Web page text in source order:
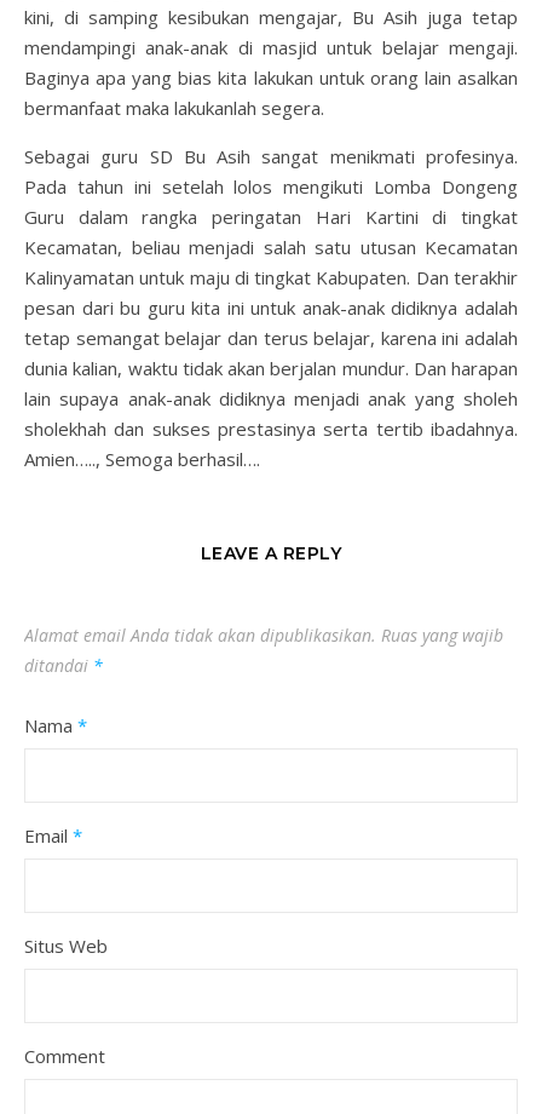
kini, di samping kesibukan mengajar, Bu Asih juga tetap
mendampingi anak-anak di masjid untuk belajar mengaji.
Baginya apa yang bias kita lakukan untuk orang lain asalkan
bermanfaat maka lakukanlah segera.
Sebagai guru SD Bu Asih sangat menikmati profesinya.
Pada tahun ini setelah lolos mengikuti Lomba Dongeng
Guru dalam rangka peringatan Hari Kartini di tingkat
Kecamatan, beliau menjadi salah satu utusan Kecamatan
Kalinyamatan untuk maju di tingkat Kabupaten. Dan terakhir
pesan dari bu guru kita ini untuk anak-anak didiknya adalah
tetap semangat belajar dan terus belajar, karena ini adalah
dunia kalian, waktu tidak akan berjalan mundur. Dan harapan
lain supaya anak-anak didiknya menjadi anak yang sholeh
sholekhah dan sukses prestasinya serta tertib ibadahnya.
Amien….., Semoga berhasil….
LEAVE A REPLY
Alamat email Anda tidak akan dipublikasikan. Ruas yang wajib
ditandai *
Nama *
Email *
Situs Web
Comment